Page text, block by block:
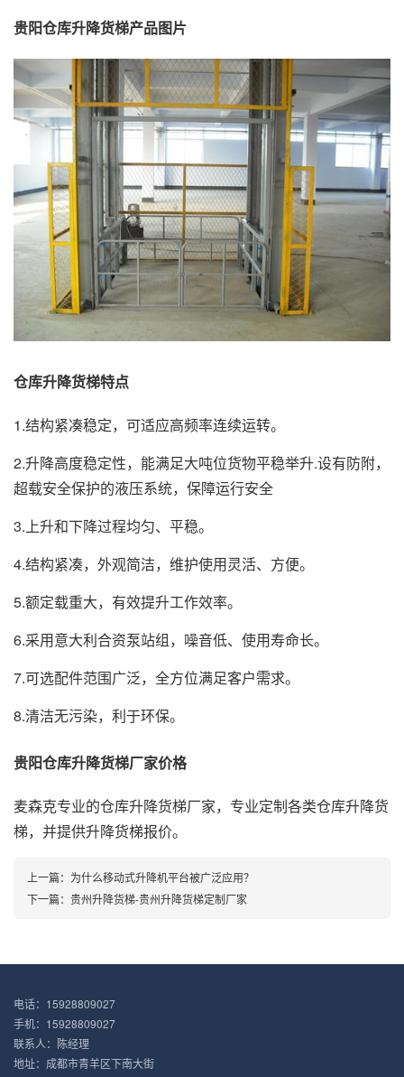
贵阳仓库升降货梯产品图片
仓库升降货梯特点
1.结构紧凑稳定，可适应高频率连续运转。
2.升降高度稳定性，能满足大吨位货物平稳举升.设有防附，
超载安全保护的液压系统，保障运行安全
3.上升和下降过程均匀、平稳。
4.结构紧凑，外观简洁，维护使用灵活、方便。
5.额定载重大，有效提升工作效率。
6.采用意大利合资泵站组，噪音低、使用寿命长。
7.可选配件范围广泛，全方位满足客户需求。
8.清洁无污染，利于环保。
贵阳仓库升降货梯厂家价格
麦森克专业的仓库升降货梯厂家，专业定制各类仓库升降货
梯，并提供升降货梯报价。
上一篇： 为什么移动式升降机平台被广泛应用？
下一篇： 贵州升降货梯-贵州升降货梯定制厂家
电话：15928809027
手机：15928809027
联系人：陈经理
地址：成都市青羊区下南大街